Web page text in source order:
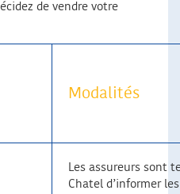
de vendre votre
Modalités
Les assureurs sont
Chatel d’informer